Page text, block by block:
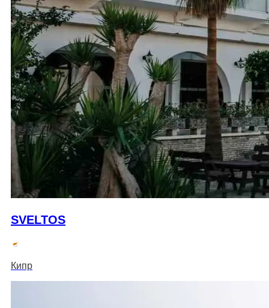
SVELTOS
Кипр